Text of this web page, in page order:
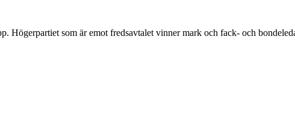
Högerpartiet som är emot fredsavtalet vinner mark och fack- och